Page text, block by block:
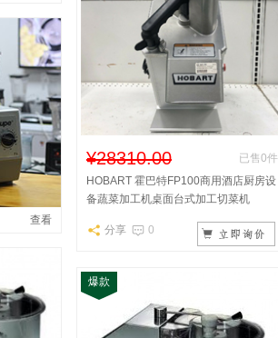
查看
¥28310.00
已售0件
HOBART 霍巴特FP100商用酒店厨房设
备蔬菜加工机桌面台式加工切菜机
分享 0
爆款